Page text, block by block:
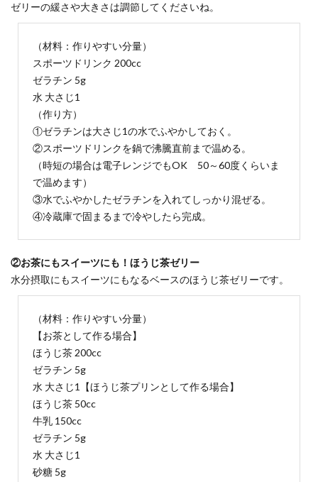
ゼリーの緩さや大きさは調節してくださいね。
（材料：作りやすい分量）
スポーツドリンク 200cc
ゼラチン 5g
水 大さじ1
（作り方）
①ゼラチンは大さじ1の水でふやかしておく。
②スポーツドリンクを鍋で沸騰直前まで温める。
（時短の場合は電子レンジでもOK 50～60度くらいま
で温めます）
③水でふやかしたゼラチンを入れてしっかり混ぜる。
④冷蔵庫で固まるまで冷やしたら完成。
②お茶にもスイーツにも！ほうじ茶ゼリー
水分摂取にもスイーツにもなるベースのほうじ茶ゼリーです。
（材料：作りやすい分量）
【お茶として作る場合】
ほうじ茶 200cc
ゼラチン 5g
水 大さじ1【ほうじ茶プリンとして作る場合】
ほうじ茶 50cc
牛乳 150cc
ゼラチン 5g
水 大さじ1
砂糖 5g